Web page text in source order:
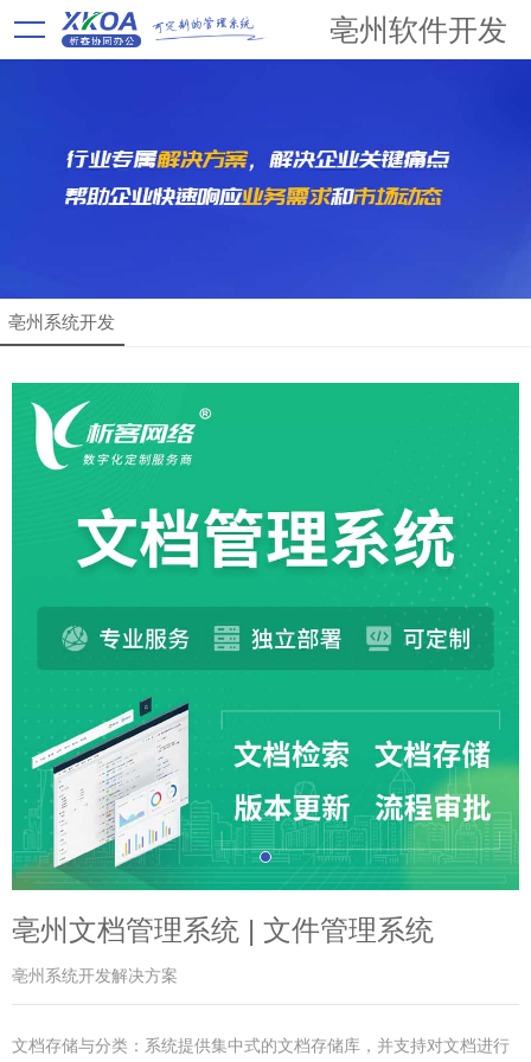
亳州软件开发
亳州系统开发
亳州文档管理系统 | 文件管理系统
亳州系统开发解决方案
文档存储与分类：系统提供集中式的文档存储库，并支持对文档进行